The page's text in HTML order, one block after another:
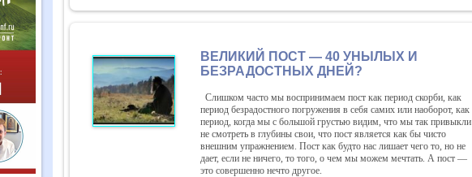
ВЕЛИКИЙ ПОСТ — 40 УНЫЛЫХ И
БЕЗРАДОСТНЫХ ДНЕЙ?
Слишком часто мы воспринимаем пост как период скорби, как
период безрадостного погружения в себя самих или наоборот, как
период, когда мы с большой грустью видим, что мы так привыкли
не смотреть в глубины свои, что пост является как бы чисто
внешним упражнением. Пост как будто нас лишает чего то, но не
дает, если не ничего, то того, о чем мы можем мечтать. А пост —
это совершенно нечто другое.